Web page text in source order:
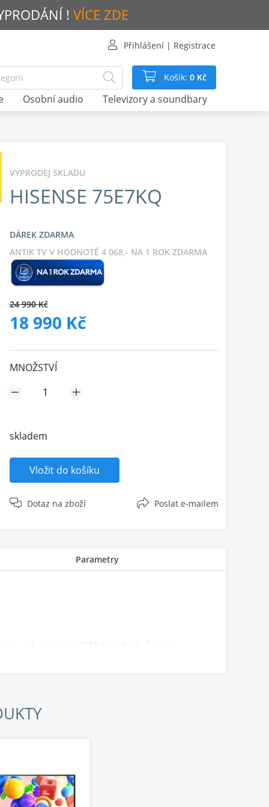
! VÍCE ZDE
Přihlášení | Registrace
Košík: 0 Kč
VÝPRODEJ SKLADU
HISENSE 75E7KQ
DÁREK ZDARMA
ANTIK TV V HODNOTĚ 4 068,- NA 1 ROK ZDARMA
24 990 Kč
18 990 Kč
MNOŽSTVÍ
skladem
Vložit do košíku
Dotaz na zboží Poslat e-mailem
Parametry
od nejjemnějších odstínů po ty
Osobní audio Televizory a soundbary